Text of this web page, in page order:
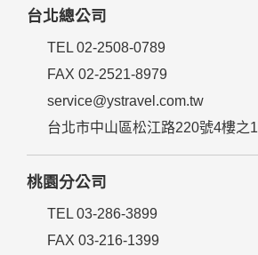
台北總公司
TEL 02-2508-0789
FAX 02-2521-8979
service@ystravel.com.tw
台北市中山區松江路220號4樓之1
桃園分公司
TEL 03-286-3899
FAX 03-216-1399